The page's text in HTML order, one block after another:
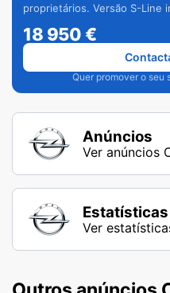
proprietários. Versão S-Line
18 950€
Quer promover o seu
Anúncios
Ver anúncios
Estatísticas
Ver